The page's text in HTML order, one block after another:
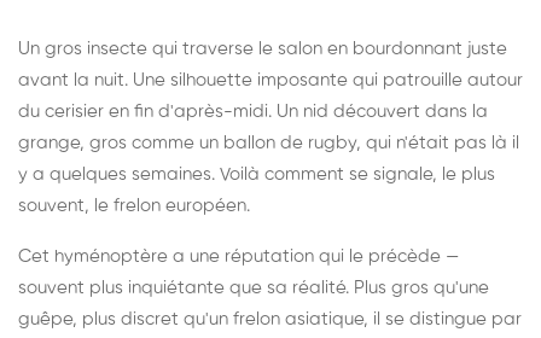
Un gros insecte qui traverse le salon en bourdonnant juste
avant la nuit. Une silhouette imposante qui patrouille autour
du cerisier en fin d'après-midi. Un nid découvert dans la
grange, gros comme un ballon de rugby, qui n'était pas là il
y a quelques semaines. Voilà comment se signale, le plus
souvent, le frelon européen.
Cet hyménoptère a une réputation qui le précède —
souvent plus inquiétante que sa réalité. Plus gros qu'une
guêpe, plus discret qu'un frelon asiatique, il se distingue par